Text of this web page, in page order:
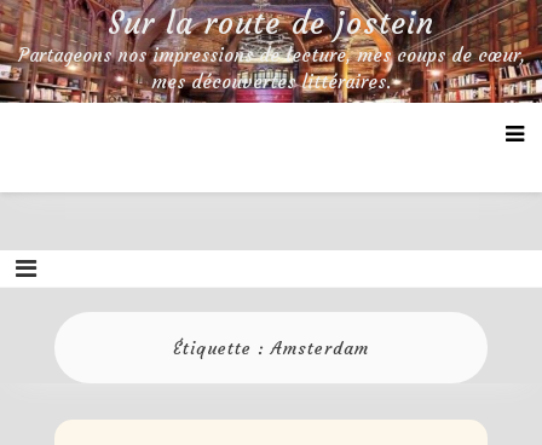
Skip
to
content
Sur la route de jostein
Partageons nos impressions de lecture, mes coups de cœur,
mes découvertes littéraires.
Étiquette :Amsterdam